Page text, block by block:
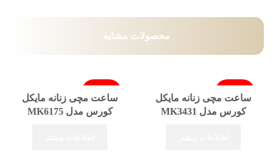
محصولات مشابه
فروخته شد
ساعت مچی زنانه مایکل
کورس مدل MK3431
فروخته شد
ساعت مچی زنانه مایکل
کورس مدل MK6175